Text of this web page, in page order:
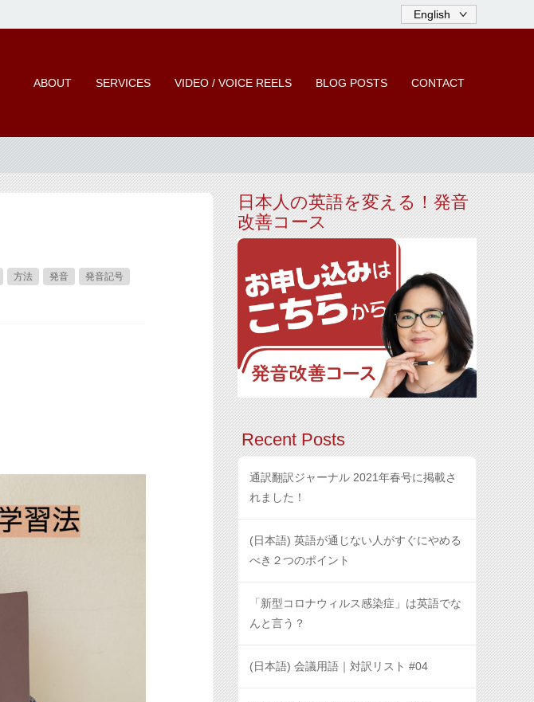
ABOUT SERVICES VIDEO / VOICE REELS BLOG POSTS CONTACT
方法 発音
発音記号
日本人の英語を変える！発音
改善コース
Recent Posts
通訳翻訳ジャーナル 2021年春号に掲載さ
れました！
(日本語) 英語が通じない人がすぐにやめる
べき２つのポイント
「新型コロナウィルス感染症」は英語でな
んと言う？
(日本語) 会議用語｜対訳リスト #04